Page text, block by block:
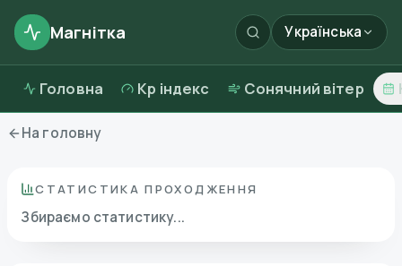
Магнітка Українська
Головна Kp індекс Сонячний вітер
На головну
СТАТИСТИКА ПРОХОДЖЕННЯ
Збираємо статистику...